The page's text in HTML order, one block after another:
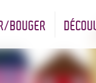
BOUGER